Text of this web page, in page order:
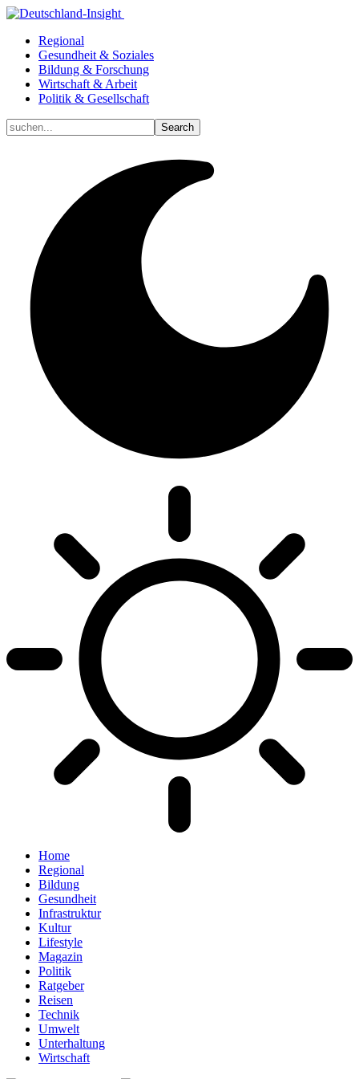
Regional
Gesundheit & Soziales
Bildung & Forschung
Wirtschaft & Arbeit
Politik & Gesellschaft
Home
Regional
Bildung
Gesundheit
Infrastruktur
Kultur
Lifestyle
Magazin
Politik
Ratgeber
Reisen
Technik
Umwelt
Unterhaltung
Wirtschaft